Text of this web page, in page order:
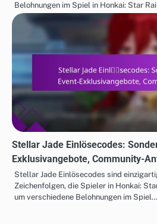
Belohnungen im Spiel in Honkai: Star
Stellar Jade Einlösecodes:
Exklusivangebote, Community-
Stellar Jade Einlösecodes sind
Zeichenfolgen, die Spieler in Honkai:
um verschiedene Belohnungen im Spiel…